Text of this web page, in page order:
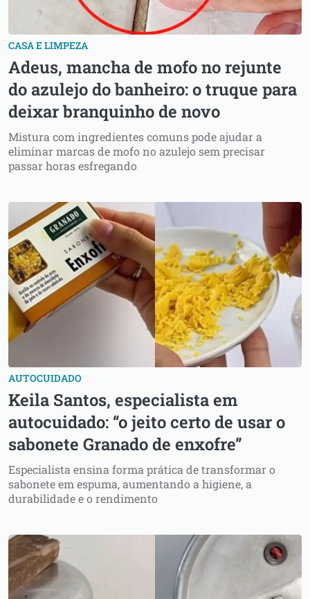
CASA E LIMPEZA
Adeus, mancha de mofo no rejunte
do azulejo do banheiro: o truque para
deixar branquinho de novo
Mistura com ingredientes comuns pode ajudar a
eliminar marcas de mofo no azulejo sem precisar
passar horas esfregando
AUTOCUIDADO
Keila Santos, especialista em
autocuidado: “o jeito certo de usar o
sabonete Granado de enxofre”
Especialista ensina forma prática de transformar o
sabonete em espuma, aumentando a higiene, a
durabilidade e o rendimento